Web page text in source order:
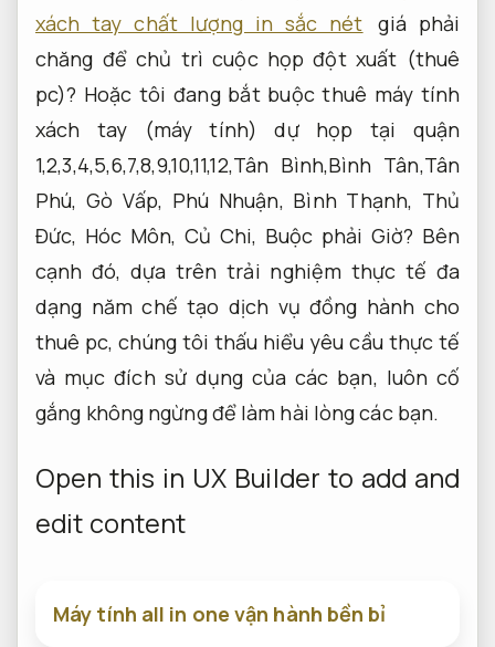
xách tay chất lượng in sắc nét giá phải
chăng để chủ trì cuộc họp đột xuất (thuê
pc)? Hoặc tôi đang bắt buộc thuê máy tính
xách tay (máy tính) dự họp tại quận
1,2,3,4,5,6,7,8,9,10,11,12,Tân Bình,Bình Tân,Tân
Phú, Gò Vấp, Phú Nhuận, Bình Thạnh, Thủ
Đức, Hóc Môn, Củ Chi, Buộc phải Giờ? Bên
cạnh đó, dựa trên trải nghiệm thực tế đa
dạng năm chế tạo dịch vụ đồng hành cho
thuê pc, chúng tôi thấu hiểu yêu cầu thực tế
và mục đích sử dụng của các bạn, luôn cố
gắng không ngừng để làm hài lòng các bạn.
Open this in UX Builder to add and
edit content
Máy tính all in one vận hành bền bỉ